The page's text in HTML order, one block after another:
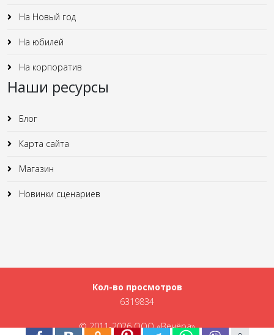
На Новый год
На юбилей
На корпоратив
Наши ресурсы
Блог
Карта сайта
Магазин
Новинки сценариев
Кол-во просмотров
6319834
© 2011-2026 ООО «Вечёра»